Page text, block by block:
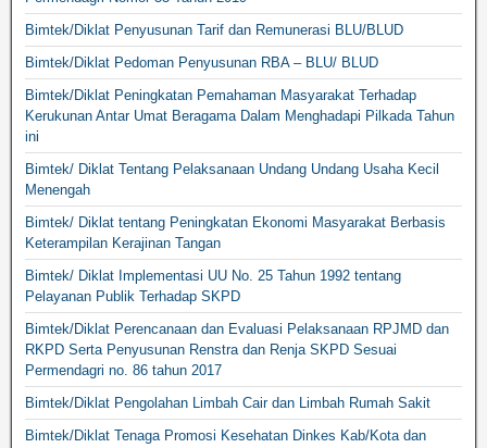
Bimtek/Diklat Penyusunan Tarif dan Remunerasi BLU/BLUD
Bimtek/Diklat Pedoman Penyusunan RBA – BLU/ BLUD
Bimtek/Diklat Peningkatan Pemahaman Masyarakat Terhadap
Kerukunan Antar Umat Beragama Dalam Menghadapi Pilkada Tahun
ini
Bimtek/ Diklat Tentang Pelaksanaan Undang Undang Usaha Kecil
Menengah
Bimtek/ Diklat tentang Peningkatan Ekonomi Masyarakat Berbasis
Keterampilan Kerajinan Tangan
Bimtek/ Diklat Implementasi UU No. 25 Tahun 1992 tentang
Pelayanan Publik Terhadap SKPD
Bimtek/Diklat Perencanaan dan Evaluasi Pelaksanaan RPJMD dan
RKPD Serta Penyusunan Renstra dan Renja SKPD Sesuai
Permendagri no. 86 tahun 2017
Bimtek/Diklat Pengolahan Limbah Cair dan Limbah Rumah Sakit
Bimtek/Diklat Tenaga Promosi Kesehatan Dinkes Kab/Kota dan